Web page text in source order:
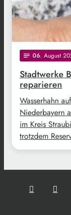
notes 06. August
Stadtwerke
reparieren
Wasserhahn
Niederbayern
im Kreis
trotzdem